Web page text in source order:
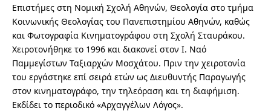
Επιστήμες στη Νομική Σχολή Αθηνών, Θεολογία στο τμήμα
Κοινωνικής Θεολογίας του Πανεπιστημίου Αθηνών, καθώς
και Φωτογραφία Κινηματογράφου στη Σχολή Σταυράκου.
Χειροτονήθηκε το 1996 και διακονεί στον Ι. Ναό
Παμμεγίστων Ταξιαρχών Μοσχάτου. Πριν την χειροτονία
του εργάστηκε επί σειρά ετών ως Διευθυντής Παραγωγής
στον κινηματογράφο, την τηλεόραση και τη διαφήμιση.
Εκδίδει το περιοδικό «Αρχαγγέλων Λόγος».